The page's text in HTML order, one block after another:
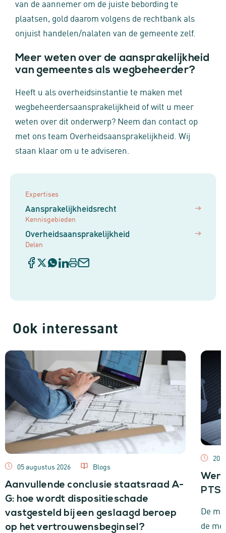
van de aannemer om de juiste bebording te
plaatsen, gold daarom volgens de rechtbank als
onjuist handelen/nalaten van de gemeente zelf.
Meer weten over de aansprakelijkheid
van gemeentes als wegbeheerder?
Heeft u als overheidsinstantie te maken met
wegbeheerdersaansprakelijkheid of wilt u meer
weten over dit onderwerp? Neem dan contact op
met ons team Overheidsaansprakelijkheid. Wij
staan klaar om u te adviseren.
Expertises
Aansprakelijkheidsrecht
Kennisgebieden
Overheidsaansprakelijkheid
Delen
Ook interessant
05 augustus 2026
Blogs
Aanvullende conclusie staatsraad A-
G: hoe wordt dispositieschade
vastgesteld bij een geslaagd beroep
op het vertrouwensbeginsel?
20
De
de